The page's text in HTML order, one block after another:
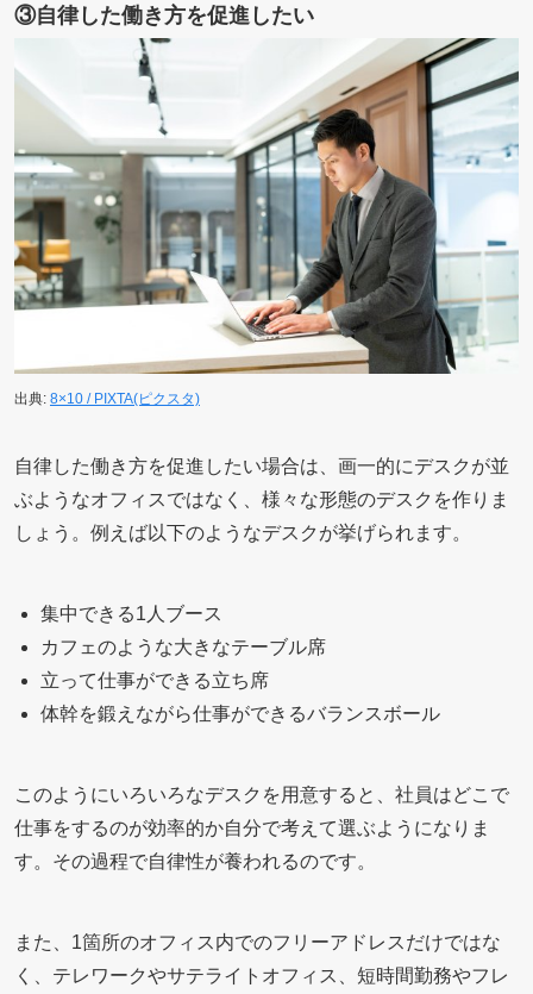
③自律した働き方を促進したい
出典: 8×10 / PIXTA(ピクスタ)
自律した働き方を促進したい場合は、画一的にデスクが並
ぶようなオフィスではなく、様々な形態のデスクを作りま
しょう。例えば以下のようなデスクが挙げられます。
集中できる1人ブース
カフェのような大きなテーブル席
立って仕事ができる立ち席
体幹を鍛えながら仕事ができるバランスボール
このようにいろいろなデスクを用意すると、社員はどこで
仕事をするのが効率的か自分で考えて選ぶようになりま
す。その過程で自律性が養われるのです。
また、1箇所のオフィス内でのフリーアドレスだけではな
く、テレワークやサテライトオフィス、短時間勤務やフレ